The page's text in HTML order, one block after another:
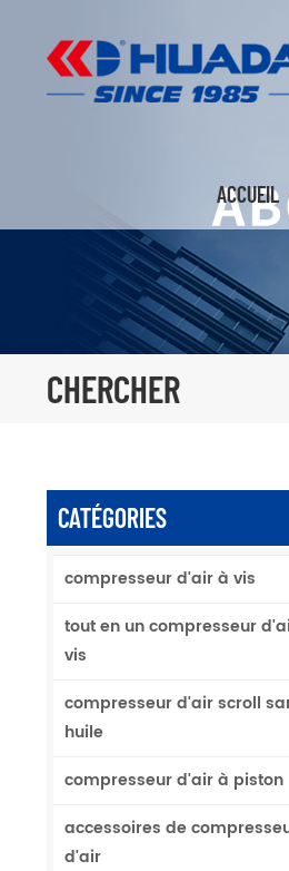
ACCUEIL
CHERCHER
CATÉGORIES
compresseur d'air à vis
tout en un compresseur
vis
compresseur d'air scroll
huile
compresseur d'air à piston
accessoires de
d'air